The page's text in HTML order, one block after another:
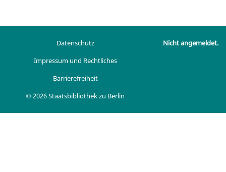
Datenschutz
Impressum und Rechtliches
Barrierefreiheit
© 2026 Staatsbibliothek zu Berlin
Nicht angemeldet.